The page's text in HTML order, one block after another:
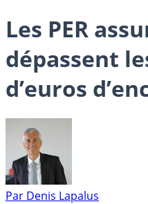
Les PER
dépassent
d’euros
Par Denis Lapalus